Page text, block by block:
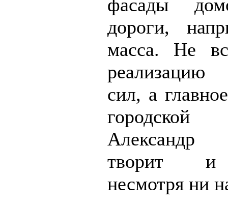
фасады
дороги,
масса. Не
реализацию
сил, а
творит и
несмотря ни